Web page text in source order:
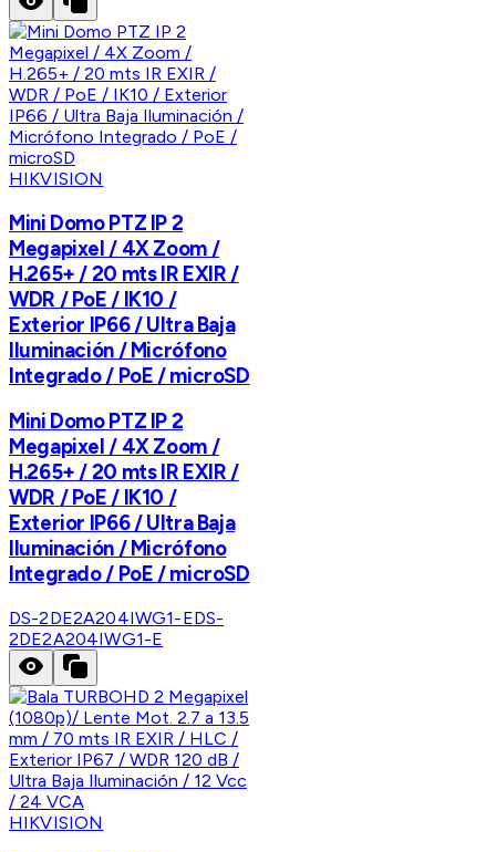
HIKVISION
Mini Domo PTZ IP 2
Megapixel / 4X Zoom /
H.265+ / 20 mts IR EXIR /
WDR / PoE / IK10 /
Exterior IP66 / Ultra Baja
Iluminación / Micrófono
Integrado / PoE / microSD
Mini Domo PTZ IP 2
Megapixel / 4X Zoom /
H.265+ / 20 mts IR EXIR /
WDR / PoE / IK10 /
Exterior IP66 / Ultra Baja
Iluminación / Micrófono
Integrado / PoE / microSD
DS-2DE2A204IWG1-EDS-
2DE2A204IWG1-E
HIKVISION